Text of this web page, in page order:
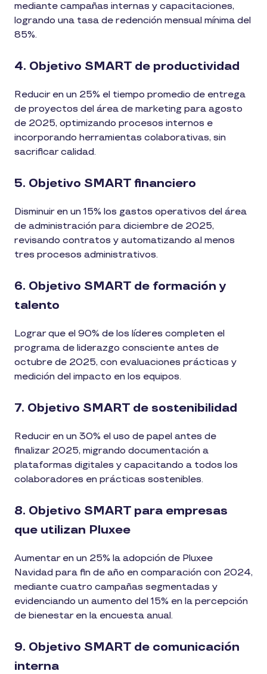
mediante campañas internas y capacitaciones,
logrando una tasa de redención mensual mínima del
85%.
4. Objetivo SMART de productividad
Reducir en un 25% el tiempo promedio de entrega
de proyectos del área de marketing para agosto
de 2025, optimizando procesos internos e
incorporando herramientas colaborativas, sin
sacrificar calidad.
5. Objetivo SMART financiero
Disminuir en un 15% los gastos operativos del área
de administración para diciembre de 2025,
revisando contratos y automatizando al menos
tres procesos administrativos.
6. Objetivo SMART de formación y
talento
Lograr que el 90% de los líderes completen el
programa de liderazgo consciente antes de
octubre de 2025, con evaluaciones prácticas y
medición del impacto en los equipos.
7. Objetivo SMART de sostenibilidad
Reducir en un 30% el uso de papel antes de
finalizar 2025, migrando documentación a
plataformas digitales y capacitando a todos los
colaboradores en prácticas sostenibles.
8. Objetivo SMART para empresas
que utilizan Pluxee
Aumentar en un 25% la adopción de Pluxee
Navidad para fin de año en comparación con 2024,
mediante cuatro campañas segmentadas y
evidenciando un aumento del 15% en la percepción
de bienestar en la encuesta anual.
9. Objetivo SMART de comunicación
interna